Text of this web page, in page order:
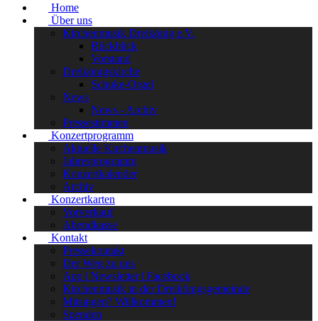
Home
Über uns
Kirchenmusik Dreikönig e.V.
Rückblick
Vorstand
Dreikönigskirche
Schuke-Orgel
News
News - Archiv
Pressestimmen
Konzertprogramm
Aktuelle Kirchenmusik
Jahresprogramm
Konzertkalender
Archiv
Konzertkarten
Vorverkauf
Abendkasse
Kontakt
Pressekontakt
Der Weg zu uns
App | Newsletter | Facebook
Kirchenmusik in der Dreikönigsgemeinde
Mitsingen? Willkommen!
Spenden